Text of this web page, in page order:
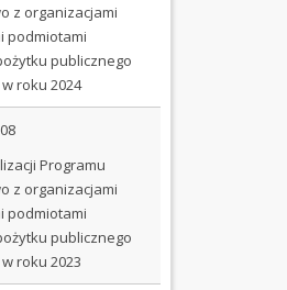
nowej karty)
z organizacjami
podmiotami
publicznego
roku 2024
Programu
z organizacjami
podmiotami
publicznego
roku 2023